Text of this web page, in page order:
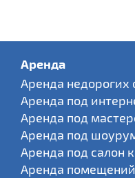
Аренда
Аренда недорогих
Аренда под
Аренда под
Аренда под
Аренда под салон
Аренда